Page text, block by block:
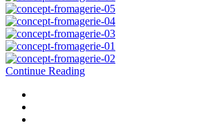
Continue Reading